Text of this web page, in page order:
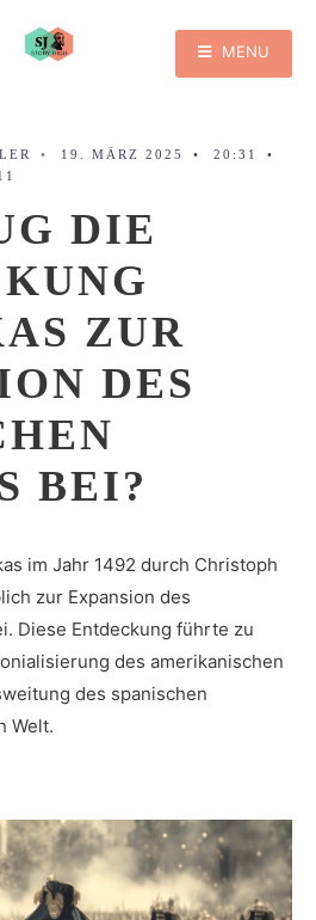
MENU
• 19. MÄRZ 2025 • 20:31
•
DIE
ZUR
DES
BEI?
im Jahr 1492 durch Christoph
zur Expansion des
Diese Entdeckung führte zu
des amerikanischen
des spanischen
Welt.